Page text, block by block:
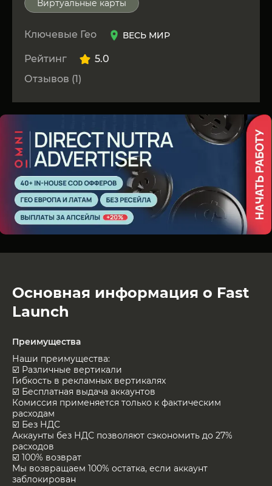
Виртуальные карты
Ключевые Гео ВЕСЬ МИР
Рейтинг
5.0
Отзывов (1)
Основная информация о Fast
Launch
Преимущества
Наши преимущества:
☑️ Различные вертикали
Гибкость в рекламных вертикалях
☑️ Бесплатная выдача аккаунтов
Комиссия применяется только к фактическим
расходам
☑️ Без НДС
Аккаунты без НДС позволяют сэкономить до 27%
расходов
☑️ 100% возврат
Мы возвращаем 100% остатка, если аккаунт
заблокирован